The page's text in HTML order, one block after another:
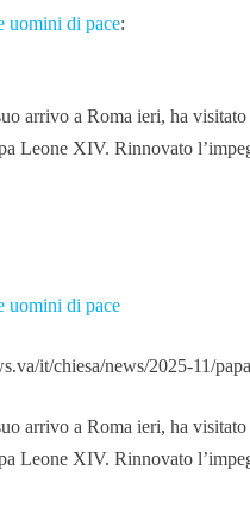
uomini di pace:
arrivo a Roma ieri, ha
Leone XIV. Rinnovato
uomini di pace
it/chiesa/news/2025-11/
arrivo a Roma ieri, ha
Leone XIV. Rinnovato